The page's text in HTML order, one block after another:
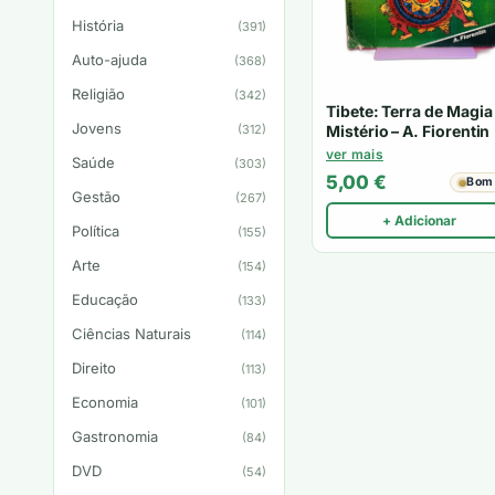
História (391)
Auto-ajuda (368)
Religião (342)
Jovens (312)
Saúde (303)
Gestão (267)
Política (155)
Arte (154)
Educação (133)
Ciências Naturais (114)
Direito (113)
Economia (101)
Gastronomia (84)
DVD (54)
Tibete: Terra de Magia
Mistério – A. Fiorentin
ver mais
5,00 € Bom
+ Adicionar